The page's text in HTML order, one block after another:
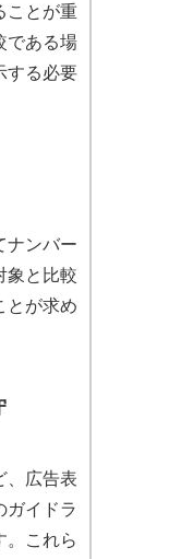
ことが重
である場
する必要
ナンバー
象と比較
とが求め
、広告表
ガイドラ
。これら